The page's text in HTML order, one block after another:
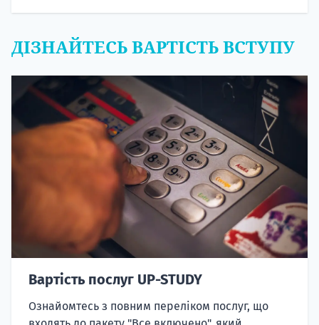
ДІЗНАЙТЕСЬ ВАРТІСТЬ ВСТУПУ
Вартість послуг UP-STUDY
Ознайомтесь з повним переліком послуг, що